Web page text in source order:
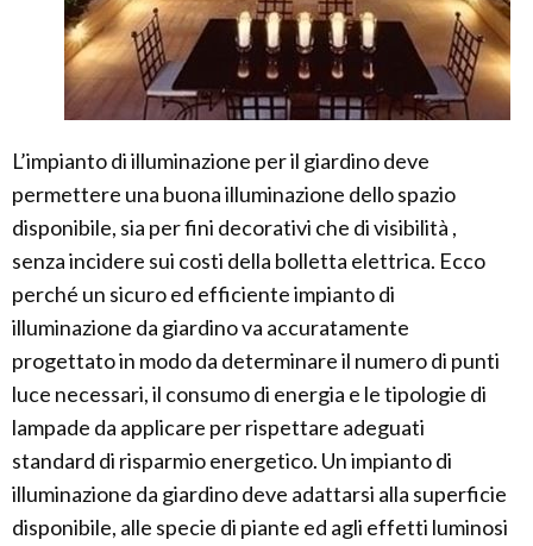
L’impianto di illuminazione per il giardino deve
permettere una buona illuminazione dello spazio
disponibile, sia per fini decorativi che di visibilità ,
senza incidere sui costi della bolletta elettrica. Ecco
perché un sicuro ed efficiente impianto di
illuminazione da giardino va accuratamente
progettato in modo da determinare il numero di punti
luce necessari, il consumo di energia e le tipologie di
lampade da applicare per rispettare adeguati
standard di risparmio energetico. Un impianto di
illuminazione da giardino deve adattarsi alla superficie
disponibile, alle specie di piante ed agli effetti luminosi